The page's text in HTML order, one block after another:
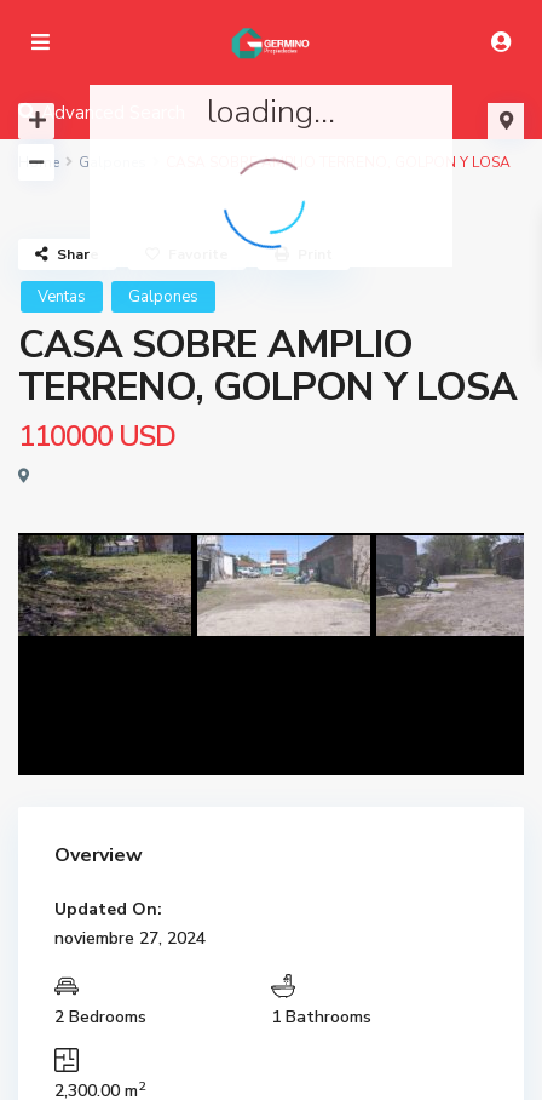
loading...
Advanced Search
Home Galpones CASA SOBRE AMPLIO TERRENO, GOLPON Y LOSA
Ventas Galpones
CASA SOBRE AMPLIO
TERRENO, GOLPON Y LOSA
110000 USD
Share
Overview
Updated On:
noviembre 27, 2024
2 Bedrooms 1 Bathrooms
2,300.00 m2